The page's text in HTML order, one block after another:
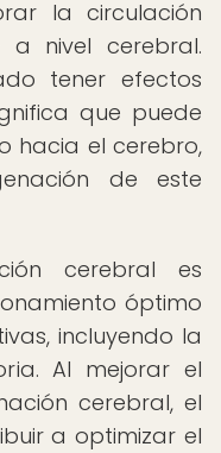
la circulación
a nivel cerebral.
tener efectos
que puede
hacia el cerebro,
de este
cerebral es
óptimo
incluyendo la
Al mejorar el
cerebral, el
a optimizar el